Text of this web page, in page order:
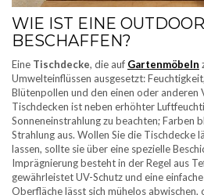
WIE IST EINE
BESCHAFFEN?
Eine Tischdecke, die auf Gartenmöbeln
Umwelteinflüssen ausgesetzt:
Blütenpollen und den einen oder anderen
Tischdecken ist neben erhöhter
Sonneneinstrahlung zu beachten; Farben
Strahlung aus. Wollen Sie die Tischdecke
lassen, sollte sie über eine spezielle
Imprägnierung besteht in der Regel aus
gewährleistet UV-Schutz und eine
Oberfläche lässt sich mühelos